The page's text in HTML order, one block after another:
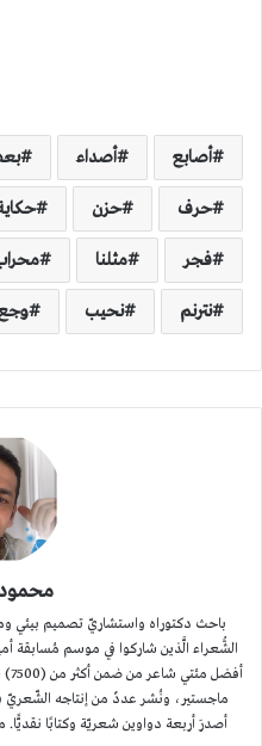
أصابع أصداء
حرف حزن
فجر مثلنا
نترنم نحيب
باحث دكتوراه واستشاريّ تصميم
الشُّعراء الَّذين شاركوا في موسم مُسابقة
ماجستير، ونُشر عددٌ من إنتاجه الشّعريّ
أصدرَ أربعة دواوين شعريّة وكتابًا